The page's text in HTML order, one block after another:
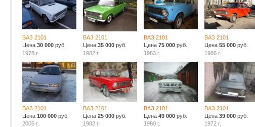
ВАЗ 2101
Цена30 000 руб.
1978 г.
ВАЗ 2101
Цена35 000 руб.
1982 г.
ВАЗ 2101
Цена 75 000руб.
1983 г.
ВАЗ 2101
Цена 55 000руб.
1986 г.
ВАЗ 2101
Цена100 000 руб.
2005 г.
ВАЗ 2101
Цена25 000 руб.
1982 г.
ВАЗ 2101
Цена 49 000руб.
1980 г.
ВАЗ 2101
Цена 39 000руб.
1972 г.